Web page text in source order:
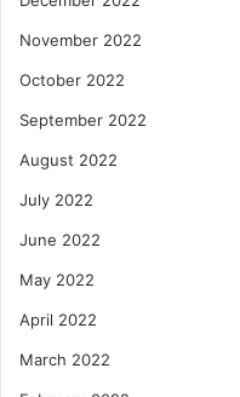
November 2022
October 2022
September 2022
August 2022
July 2022
June 2022
May 2022
April 2022
March 2022